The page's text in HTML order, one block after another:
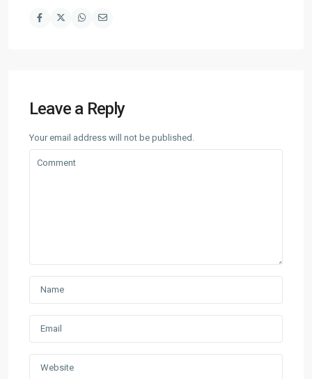
Leave a Reply
Your email address will not be published.